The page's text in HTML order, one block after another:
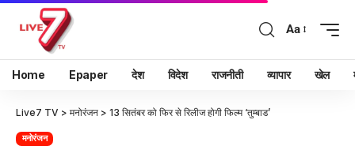
Aa
Home Epaper देश विदेश राजनीती व्यापार खेल
Live7 TV > मनोरंजन > 13 सितंबर को फिर से रिलीज होगी फिल्म ‘तुम्बाड’
मनोरंजन